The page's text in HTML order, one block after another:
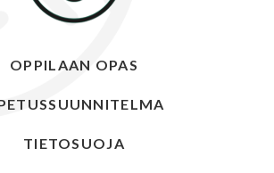
OPPILAAN OPAS
TIETOSUOJA